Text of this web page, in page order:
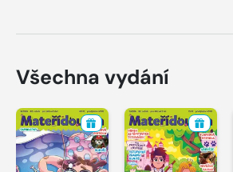
Všechna vydání